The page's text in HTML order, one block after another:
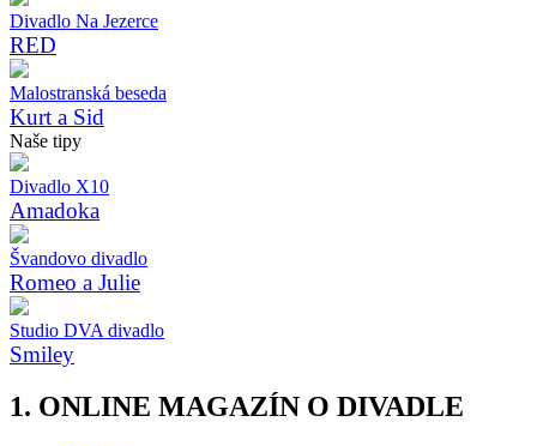
Divadlo Na Jezerce
RED
Malostranská beseda
Kurt a Sid
Naše tipy
Divadlo X10
Amadoka
Švandovo divadlo
Romeo a Julie
Studio DVA divadlo
Smiley
1. ONLINE MAGAZÍN O DIVADLE